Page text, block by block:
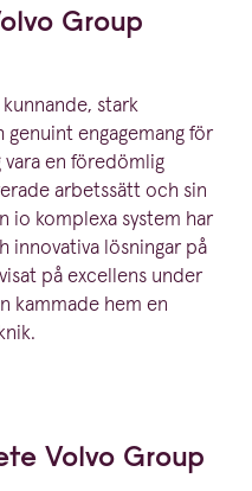
Group
stark
engagemang för
vara en föredömlig
arbetssätt och sin
i0 komplexa system har
innovativa lösningar på
på excellens under
kammade hem en
Volvo Group